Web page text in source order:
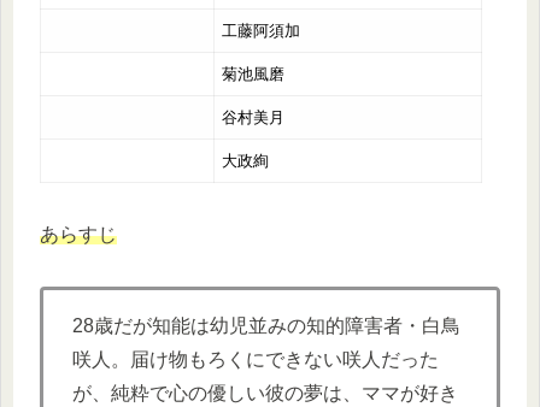
工藤阿須加
菊池風磨
谷村美月
大政絢
あらすじ
28歳だが知能は幼児並みの知的障害者・白鳥
咲人。届け物もろくにできない咲人だった
が、純粋で心の優しい彼の夢は、ママが好き